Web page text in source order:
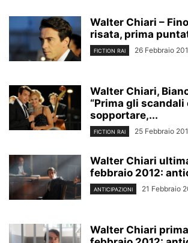
Walter Chiari –
risata, prima
FICTION RAI 26 Febbraio
Walter Chiari,
“Prima gli scandali
sopportare,...
FICTION RAI 25 Febbraio
Walter Chiari
febbraio 2012:
ANTICIPAZIONI 21 Febbraio
Walter Chiari